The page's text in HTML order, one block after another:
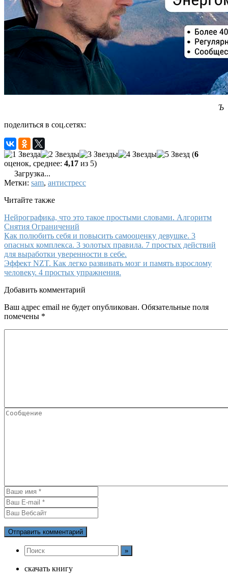
Ъ
поделиться в соц.сетях:
(6
оценок, среднее: 4,17 из 5)
Загрузка...
Метки: sam, антистресс
Читайте также
Нейрографика, что это такое простыми словами. Алгоритм
Снятия Ограничений
Как полюбить себя и повысить самооценку девушке. 3
опасных комплекса. 3 золотых правила. 7 простых действий
для выработки уверенности в себе.
Эффект NZT. Как легко развивать мозг и память взрослому
человеку. 4 простых упражнения.
Добавить комментарий
Ваш адрес email не будет опубликован. Обязательные поля
помечены *
скачать книгу